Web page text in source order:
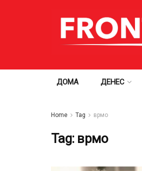
ДОМА ДЕНЕС
Home Tag врмо
Tag: врмо